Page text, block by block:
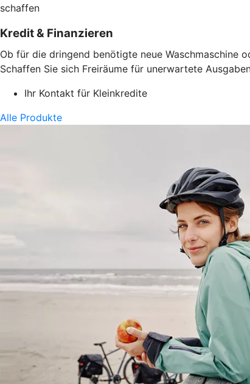
schaffen
Kredit & Finanzieren
Ob für die dringend benötigte neue Waschmaschine
Schaffen Sie sich Freiräume für unerwartete
Ihr Kontakt für Kleinkredite
Alle Produkte